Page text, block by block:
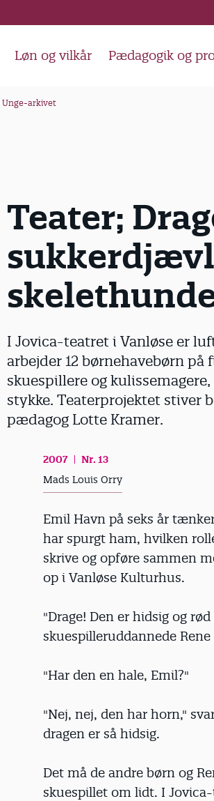
Løn og vilkår Pædagogik og
Unge-arkivet
Teater;
I Jovica-teatret i Vanløse er
arbejder 12 børnehavebørn
skuespillere og
stykke. Teaterprojektet stiver
pædagog Lotte Kramer.
2007
Nr. 13
Mads Louis Orry
Emil Havn på seks år
har spurgt ham, hvilken
skrive og opføre sammen
op i Vanløse Kulturhus.
"Drage! Den er hidsig og
skuespilleruddannede
"Har den en hale, Emil?"
"Nej, nej, den har horn,"
dragen er så hidsig.
Det må de andre børn og
skuespillet om lidt. I